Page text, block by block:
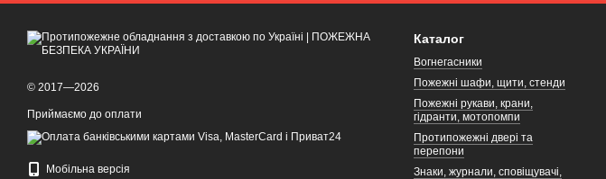
© 2017—2026
Приймаємо до оплати
Мобільна версія
Каталог
Вогнегасники
Пожежні шафи, щити, стенди
Пожежні рукави, крани,
гідранти, мотопомпи
Протипожежні двері та
перепони
Знаки, журнали, сповіщувачі,